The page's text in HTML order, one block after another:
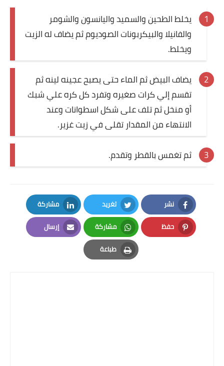
سحور رمضان
حلويات
حلويات العيد
مواضيع ست البيت
الطهاة العرب
مقالات
مسابقة المجلة
يخلط الطحين والسميد واليانسون والشومر
والفانيلا والبيكربونات الصوديوم ثم يضاف له الزيت
ويخلط.
يضاف البيض ثم الماء حتى يصبح عجينه لينه ثم
تقسم إلي كرات صغيره وتفرد كل كره علي شبك
أو منخل ثم تلف على شكل اسطوانات وعند
الانتهاء من المقدار تقلى في زيت غزير.
ثم تغمس بالقطر وتقدم.
نشر
Facebook
تغريد
Twitter
مشاركة
LinkedIn
حفظ
Pinterest
مشاركة
Whatsapp
إرسال
Email
طباعة
Print